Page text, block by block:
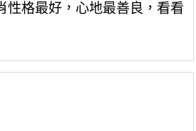
性格最好，心地最善良，看看